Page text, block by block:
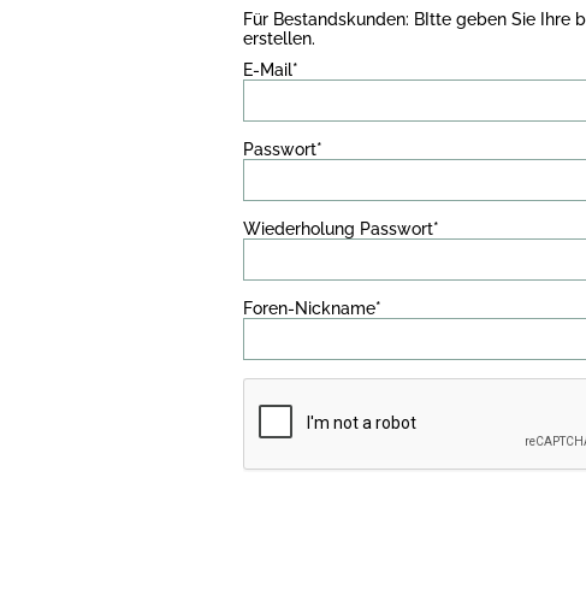
Für Bestandskunden: BItte geben Sie Ihre
erstellen.
E-Mail*
Passwort*
Wiederholung Passwort*
Foren-Nickname*